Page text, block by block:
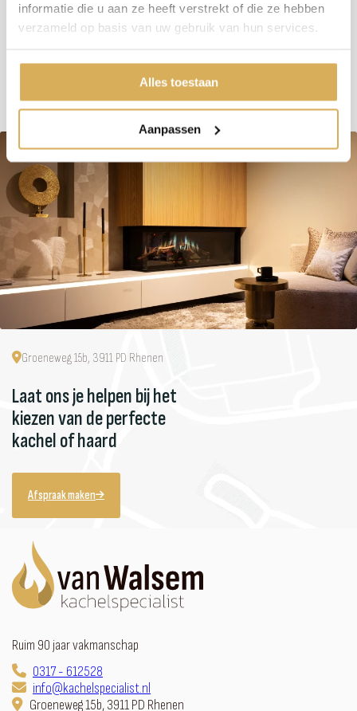
informatie die u aan ze heeft verstrekt of die ze hebben
verzameld op basis van uw gebruik van hun services.
Alles toestaan
Aanpassen
Minimaal vermogen
8.8 kW
Groeneweg 15b, 3911 PD Rhenen
Laat ons je helpen bij het
kiezen van de perfecte
kachel of haard
Afspraak maken
Ruim 90 jaar vakmanschap
0317 - 612528
info@kachelspecialist.nl
Groeneweg 15b, 3911 PD Rhenen